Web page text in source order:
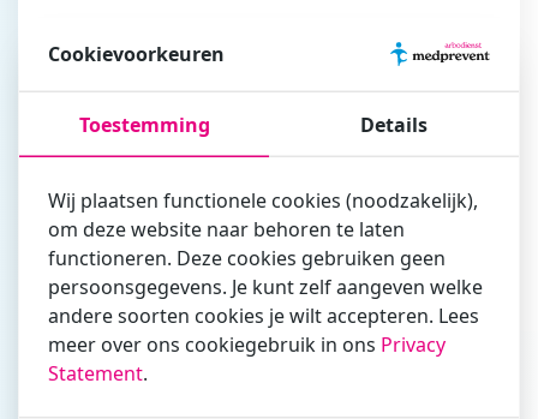
Tussenvoegsel Achternaam
E-mailadres
Vul hier bij voorkeur het e-mailadres in waarmee je
zakelijk/administratief correspondeert
Is de contactpersoon ook een cursist?
Ja
Nee
Cookievoorkeuren
Toestemming Details
Wij plaatsen functionele cookies (noodzakelijk),
om deze website naar behoren te laten
functioneren. Deze cookies gebruiken geen
persoonsgegevens. Je kunt zelf aangeven welke
andere soorten cookies je wilt accepteren. Lees
meer over ons cookiegebruik in ons Privacy
Statement.